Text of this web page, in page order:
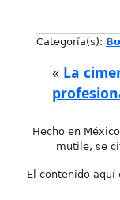
Categoría(s):
« La
Hecho en
mutile, se
El contenido